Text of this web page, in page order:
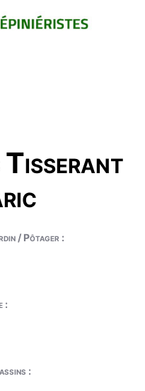
Tisserant
/ Pôtager :
:
: